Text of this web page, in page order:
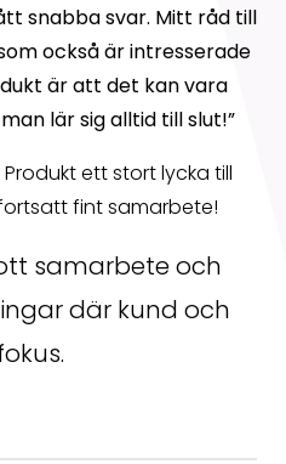
snabba svar. Mitt råd till
också är intresserade
är att det kan vara
lär sig alltid till slut!”
ett stort lycka till
fint samarbete!
samarbete och
där kund och